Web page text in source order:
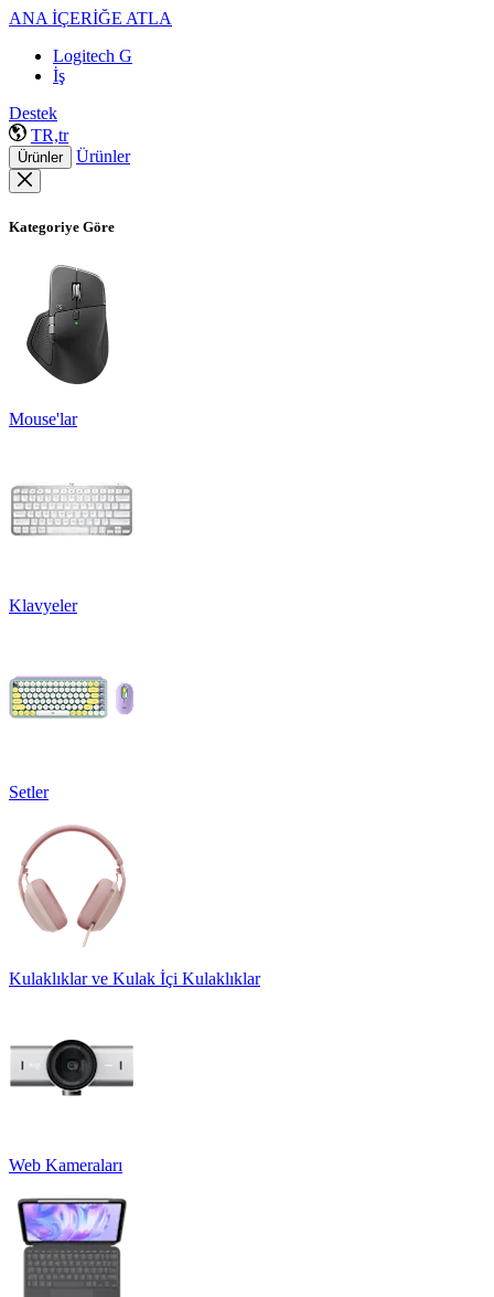
ANA İÇERİĞE ATLA
Logitech G
İş
Destek
TR,tr
Ürünler Ürünler
Kategoriye Göre
Mouse'lar
Klavyeler
Setler
Kulaklıklar ve Kulak İçi Kulaklıklar
Web Kameraları